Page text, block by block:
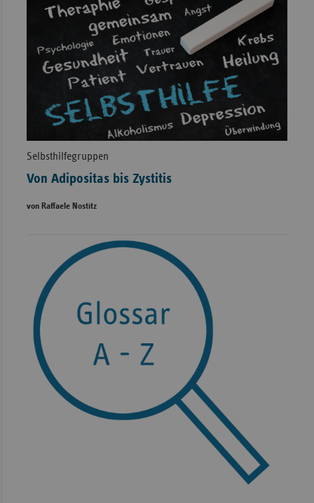
Selbsthilfegruppen
Von Adipositas bis Zystitis
von Raffaele Nostitz